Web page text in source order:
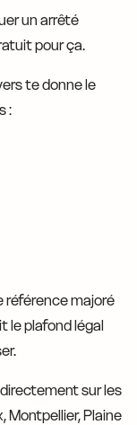
un arrêté
pour ça.
te donne le
:
référence majoré
le plafond légal
sur les
Montpellier, Plaine